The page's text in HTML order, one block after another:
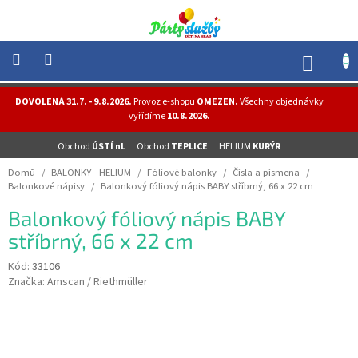
obsah
DOVOLENÁ 31.7. - 9.8.2026.Provoz e-shopu OMEZEN.Všechny objednávky
vyřídíme10.8.2026.
Obchod ÚSTÍ nL Obchod TEPLICE HELIUM KURÝR
NOVINKY
HELIUM
-
OSLAVY
MASKY
-
KOSTÝMY
Domů / BALONKY - HELIUM / Fóliové balonky / Čísla a písmena /
Balonkové nápisy / Balonkový fóliový nápis BABY stříbrný, 66 x 22 cm
Balonkový fóliový nápis BABY
stříbrný, 66 x 22 cm
Kód: 33106
Značka: Amscan / Riethmüller